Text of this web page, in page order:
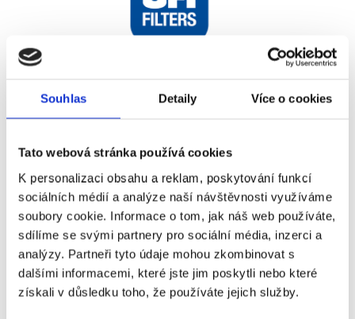
Souhlas Detaily Více o cookies
Tato webová stránka používá cookies
K personalizaci obsahu a reklam, poskytování funkcí
sociálních médií a analýze naší návštěvnosti využíváme
soubory cookie. Informace o tom, jak náš web používáte,
sdílíme se svými partnery pro sociální média, inzerci a
analýzy. Partneři tyto údaje mohou zkombinovat s
dalšími informacemi, které jste jim poskytli nebo které
získali v důsledku toho, že používáte jejich služby.
Petra Kaufmanová, HR
Czech s.r.o.
Publikoval Barbora Šugárková
We recommend Indicada and have had
only positive experiences so far. Their
consultants respond quickly to our
requests and try to recommend new staff